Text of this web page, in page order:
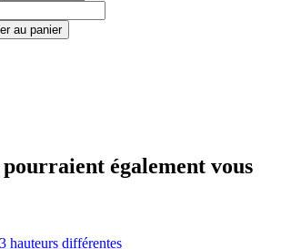
également vous